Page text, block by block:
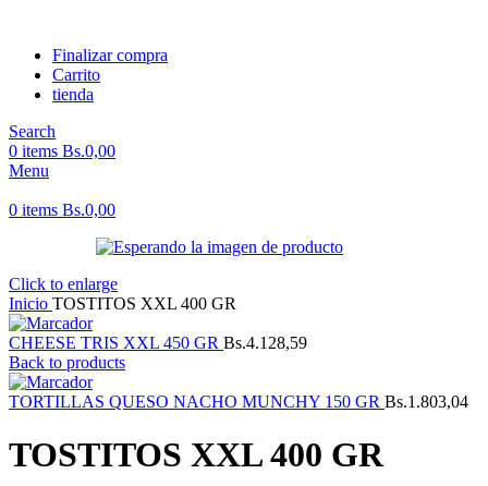
Finalizar compra
Carrito
tienda
Search
0 items Bs.0,00
Menu
0 items Bs.0,00
Click to enlarge
Inicio TOSTITOS XXL 400 GR
CHEESE TRIS XXL 450 GR Bs.4.128,59
Back to products
TORTILLAS QUESO NACHO MUNCHY 150 GR Bs.1.803,04
TOSTITOS XXL 400 GR